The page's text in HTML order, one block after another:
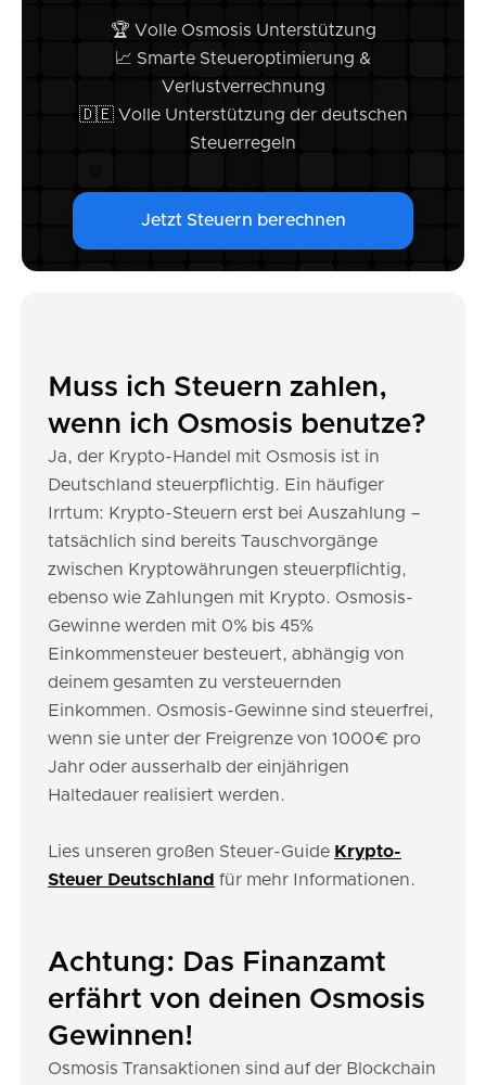
🏆 Volle Osmosis Unterstützung
📈 Smarte Steueroptimierung &
Verlustverrechnung
🇩🇪 Volle Unterstützung der deutschen
Steuerregeln
Jetzt Steuern berechnen
Muss ich Steuern zahlen,
wenn ich Osmosis benutze?
Ja, der Krypto-Handel mit Osmosis ist in
Deutschland steuerpflichtig. Ein häufiger
Irrtum: Krypto-Steuern erst bei Auszahlung –
tatsächlich sind bereits Tauschvorgänge
zwischen Kryptowährungen steuerpflichtig,
ebenso wie Zahlungen mit Krypto. Osmosis-
Gewinne werden mit 0% bis 45%
Einkommensteuer besteuert, abhängig von
deinem gesamten zu versteuernden
Einkommen. Osmosis-Gewinne sind steuerfrei,
wenn sie unter der Freigrenze von 1000€ pro
Jahr oder ausserhalb der einjährigen
Haltedauer realisiert werden.
Lies unseren großen Steuer-Guide Krypto-
Steuer Deutschland für mehr Informationen.
Achtung: Das Finanzamt
erfährt von deinen Osmosis
Gewinnen!
Osmosis Transaktionen sind auf der Blockchain